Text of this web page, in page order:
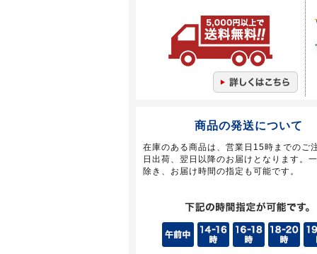
商品の発送について
在庫のある商品は、営業日15時までのご
日出荷、翌日以降のお届けとなります。
除き、お届け時間の指定も可能です。